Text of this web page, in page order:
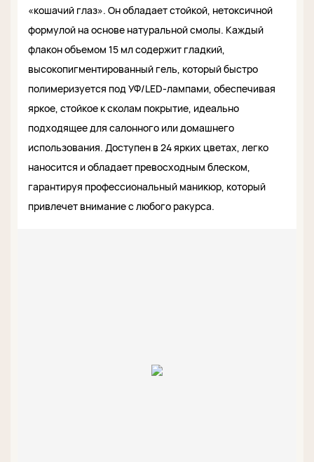
«кошачий глаз». Он обладает стойкой, нетоксичной
формулой на основе натуральной смолы. Каждый
флакон объемом 15 мл содержит гладкий,
высокопигментированный гель, который быстро
полимеризуется под УФ/LED-лампами, обеспечивая
яркое, стойкое к сколам покрытие, идеально
подходящее для салонного или домашнего
использования. Доступен в 24 ярких цветах, легко
наносится и обладает превосходным блеском,
гарантируя профессиональный маникюр, который
привлечет внимание с любого ракурса.